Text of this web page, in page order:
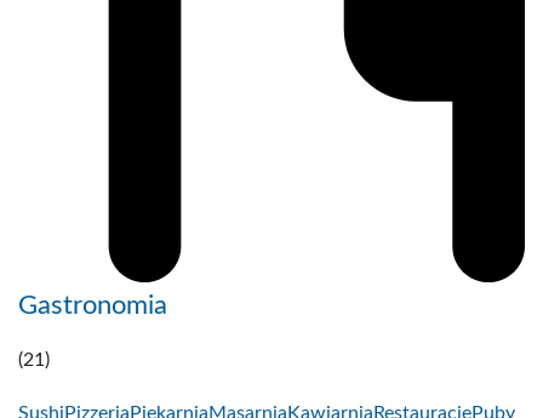
Gastronomia
(21)
Sushi Pizzeria PiekarniaMasarnia Kawiarnia RestauracjePuby